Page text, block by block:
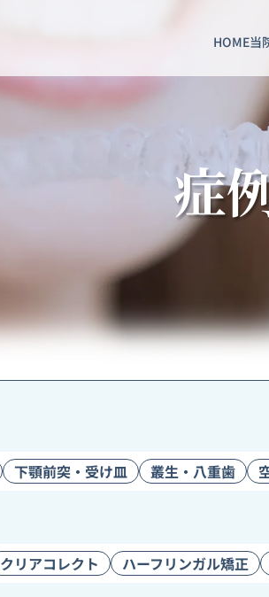
HOME当
症
下顎前突・受け皿 叢生・八重歯
クリアコレクト ハーフリンガル矯正